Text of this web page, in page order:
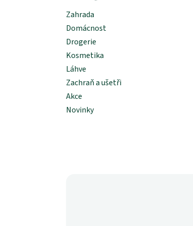
Zahrada
Domácnost
Drogerie
Kosmetika
Láhve
Zachraň a ušetři
Akce
Novinky